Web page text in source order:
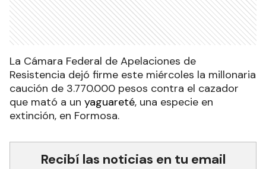
La Cámara Federal de Apelaciones de
Resistencia dejó firme este miércoles la millonaria
caución de 3.770.000 pesos contra el cazador
que mató a un yaguareté, una especie en
extinción, en Formosa.
Recibí las noticias en tu email